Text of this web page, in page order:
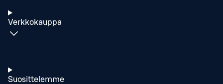
Verkkokauppa
Suosittelemme